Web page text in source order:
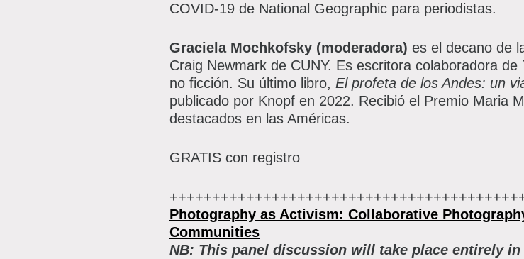
COVID-19 de National Geographic para periodistas.
Graciela Mochkofsky (moderadora) es el decano de
Craig Newmark de CUNY. Es escritora colaboradora de
no ficción. Su último libro, El profeta de los Andes: un
publicado por Knopf en 2022. Recibió el Premio Maria
destacados en las Américas.
GRATIS con registro
Photography as Activism: Collaborative
Communities
NB: This panel discussion will take place entirely